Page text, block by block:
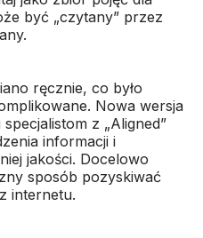
być „czytany” przez
ręcznie, co było
Nowa wersja
z „Aligned”
informacji i
jakości. Docelowo
sposób pozyskiwać
internetu.